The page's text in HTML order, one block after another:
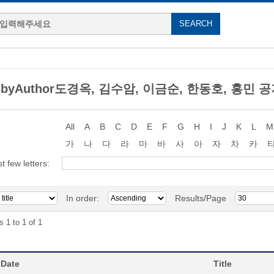
도경옥, 김수암, 이금순, 한동호, 홍민 공
All A B C D E F G H I J K L
M
가
나 다 라 마 바 사 아 자 차 카
few letters:
In order: Results/Page
1 to 1 of 1
Title